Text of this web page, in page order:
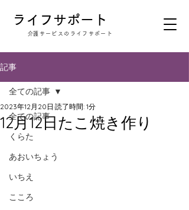
​ライフサポート
​介護サービスのライフサポート
記事
全ての記事
くらた
あおいちょう
いちえ
こころ
全ての記事
12月12日たこ焼き作り
2023年12月20日 読了時間: 1分